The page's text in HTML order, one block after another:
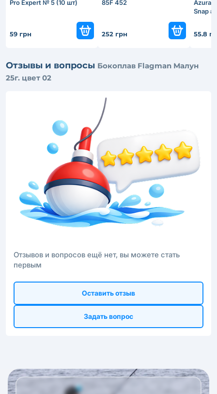
Pro Expert № 5 (10 шт)
59 грн
85F 452
252 грн
Azura
Snap
55.8
Отзывы и вопросы Бокоплав Flagman Малун
25г. цвет 02
Отзывов и вопросов ещё нет, вы можете стать
первым
Оставить отзыв
Задать вопрос